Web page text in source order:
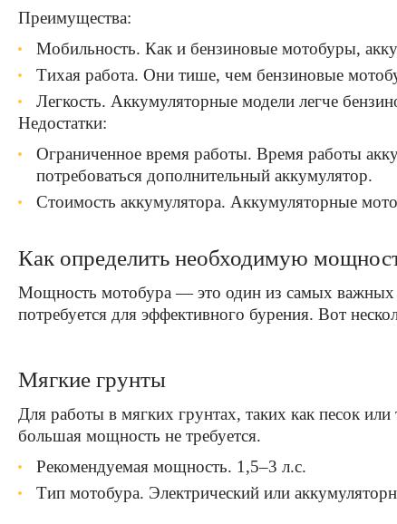
Преимущества:
Мобильность. Как и бензиновые мотобуры,
Тихая работа. Они тише, чем бензиновые
Легкость. Аккумуляторные модели легче
Недостатки:
Ограниченное время работы. Время работы
потребоваться дополнительный аккумулятор.
Стоимость аккумулятора. Аккумуляторные
Как определить необходимую
Мощность мотобура — это один из самых важных
потребуется для эффективного бурения. Вот
Мягкие грунты
Для работы в мягких грунтах, таких как песок
большая мощность не требуется.
Рекомендуемая мощность. 1,5–3 л.с.
Тип мотобура. Электрический или